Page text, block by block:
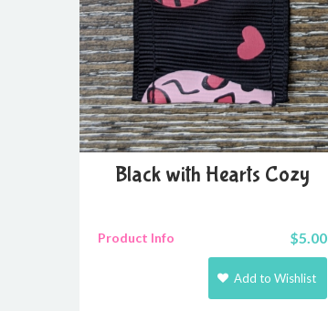
Black with Hearts Cozy
Product Info $5.00
Add to Wishlist